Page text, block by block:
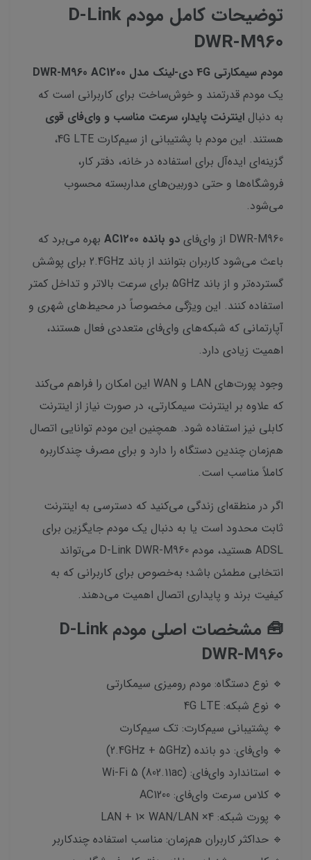
توضیحات کامل مودم D-Link
DWR-M960
مودم سیمکارتی 4G دی-لینک مدل DWR-M960 AC1200
یک مودم قدرتمند و خوش‌ساخت برای کاربرانی است که
به دنبال اینترنت پایدار، سرعت مناسب و وای‌فای قوی
هستند. این مودم با پشتیبانی از سیم‌کارت 4G LTE،
گزینه‌ای ایده‌آل برای استفاده در خانه، دفتر کار،
فروشگاه‌ها و حتی دوربین‌های مداربسته محسوب
می‌شود.
DWR-M960 از وای‌فای
دو بانده AC1200
بهره می‌برد که
باعث می‌شود کاربران بتوانند از باند 2.4GHz برای پوشش
گسترده‌تر و از باند 5GHz برای سرعت بالاتر و تداخل کمتر
استفاده کنند. این ویژگی مخصوصاً در محیط‌های شهری و
آپارتمانی که شبکه‌های وای‌فای متعددی فعال هستند،
اهمیت زیادی دارد.
وجود پورت‌های LAN و WAN این امکان را فراهم می‌کند
که علاوه بر اینترنت سیمکارتی، در صورت نیاز از اینترنت
کابلی نیز استفاده شود. همچنین این مودم توانایی اتصال
هم‌زمان چندین دستگاه را دارد و برای مصرف چندکاربره
کاملاً مناسب است.
اگر در منطقه‌ای زندگی می‌کنید که دسترسی به اینترنت
ثابت محدود است یا به دنبال یک مودم جایگزین برای
ADSL هستید، مودم D-Link DWR-M960 می‌تواند
انتخابی مطمئن باشد؛ به‌خصوص برای کاربرانی که به
کیفیت برند و پایداری اتصال اهمیت می‌دهند.
🧰 مشخصات اصلی مودم D-Link
DWR-M960
🔹 نوع دستگاه: مودم رومیزی سیمکارتی
🔹 نوع شبکه: 4G LTE
🔹 پشتیبانی سیم‌کارت: تک سیم‌کارت
🔹 وای‌فای: دو بانده (2.4GHz + 5GHz)
🔹 استاندارد وای‌فای: Wi-Fi 5 (802.11ac)
🔹 کلاس سرعت وای‌فای: AC1200
🔹 پورت شبکه: 4× LAN + 1× WAN/LAN
🔹 حداکثر کاربران هم‌زمان: مناسب استفاده چندکاربر